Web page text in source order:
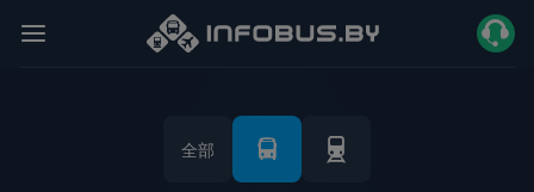
全部